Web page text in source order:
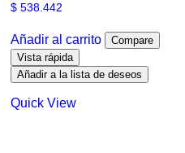
$538.442
Añadir al carrito
Compare
Vista rápida
Añadir a la lista de deseos
Quick View